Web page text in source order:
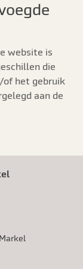
website is
die
of het gebruik
aan de